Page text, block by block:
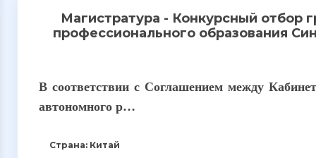
Магистратура - Конкурсный отбор
профессионального образования
В соответствии с Соглашением между
автономного р…
Страна: Китай